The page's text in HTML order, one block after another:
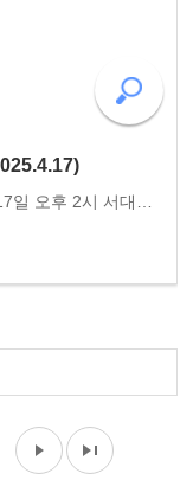
조선공산당 100주년기념식 2025년 4월 17일 오후 2시 서대문형무소 역사관 조선공산당이 어떤 조직이었던가를 알려면 그들이 전개한 실천을 보면 알 것입니다. 1925년 4월 17일 조직된 조선공산당의 당원들은 1년도 넘기지 못하고 일본 경찰의 먹이가 되었습니다. 머..